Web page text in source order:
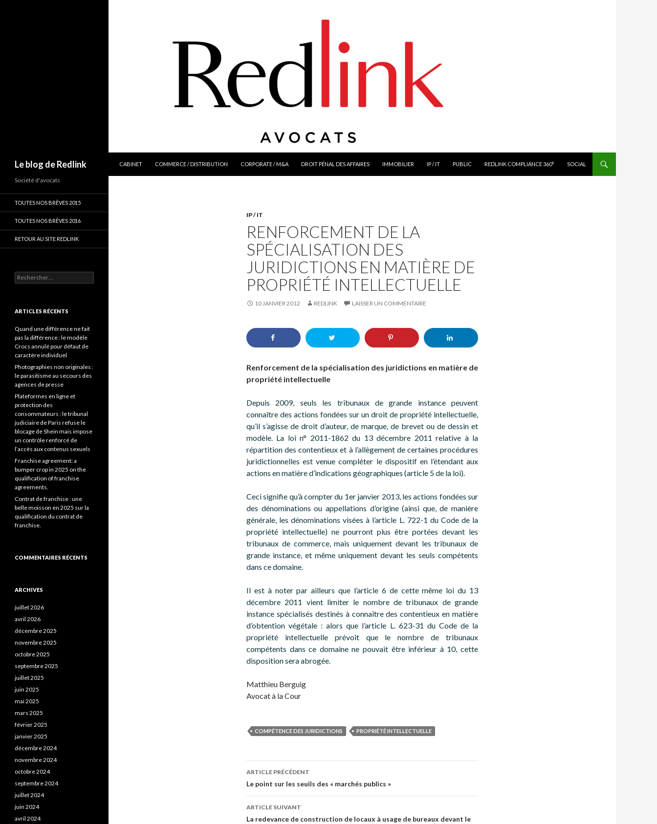
Le blog de Redlink
CABINET
COMMERCE / DISTRIBUTION CORPORATE / M&A DROIT PÉNAL DES AFFAIRES IMMOBILIER IP / IT PUBLIC REDLINK COMPLIANCE 360° SOCIAL
IP / IT
RENFORCEMENT DE LA
SPÉCIALISATION DES
JURIDICTIONS EN MATIÈRE DE
PROPRIÉTÉ INTELLECTUELLE
10 JANVIER 2012 REDLINK LAISSER UN COMMENTAIRE
Renforcement de la spécialisation des juridictions en matière de
propriété intellectuelle
Depuis 2009, seuls les tribunaux de grande instance peuvent
connaître des actions fondées sur un droit de propriété intellectuelle,
qu’il s’agisse de droit d’auteur, de marque, de brevet ou de dessin et
modèle. La loi n° 2011-1862 du 13 décembre 2011 relative à la
répartition des contentieux et à l’allègement de certaines procédures
juridictionnelles est venue compléter le dispositif en l’étendant aux
actions en matière d’indications géographiques (article 5 de la loi).
Ceci signifie qu’à compter du 1er janvier 2013, les actions fondées sur
des dénominations ou appellations d’origine (ainsi que, de manière
générale, les dénominations visées à l’article L. 722-1 du Code de la
propriété intellectuelle) ne pourront plus être portées devant les
tribunaux de commerce, mais uniquement devant les tribunaux de
grande instance, et même uniquement devant les seuls compétents
dans ce domaine.
Il est à noter par ailleurs que l’article 6 de cette même loi du 13
décembre 2011 vient limiter le nombre de tribunaux de grande
instance spécialisés destinés à connaître des contentieux en matière
d’obtention végétale : alors que l’article L. 623-31 du Code de la
propriété intellectuelle prévoit que le nombre de tribunaux
compétents dans ce domaine ne pouvait être inférieur à 10, cette
disposition sera abrogée.
Matthieu Berguig
Avocat à la Cour
COMPÉTENCE DES JURIDICTIONS PROPRIÉTÉ INTELLECTUELLE
Navigation
des
articles
ARTICLE PRÉCÉDENT
Le point sur les seuils des « marchés publics »
ARTICLE SUIVANT
La redevance de construction de locaux à usage de bureaux devant le
Société d'avocats
TOUTES NOS BRÈVES 2015
TOUTES NOS BRÈVES 2016
RETOUR AU SITE REDLINK
Rechercher :
ARTICLES RÉCENTS
Quand une différence ne fait
pas la différence : le modèle
Crocs annulé pour défaut de
caractère individuel
Photographies non originales :
le parasitisme au secours des
agences de presse
Plateformes en ligne et
protection des
consommateurs : le tribunal
judiciaire de Paris refuse le
blocage de Shein mais impose
un contrôle renforcé de
l’accès aux contenus sexuels
Franchise agreement: a
bumper crop in 2025 on the
qualification of franchise
agreements.
Contrat de franchise : une
belle moisson en 2025 sur la
qualification du contrat de
franchise.
COMMENTAIRES RÉCENTS
ARCHIVES
juillet 2026
avril 2026
décembre 2025
novembre 2025
octobre 2025
septembre 2025
juillet 2025
juin 2025
mai 2025
mars 2025
février 2025
janvier 2025
décembre 2024
novembre 2024
octobre 2024
septembre 2024
juillet 2024
juin 2024
avril 2024